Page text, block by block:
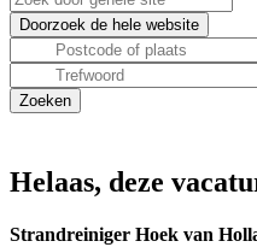
Helaas, deze
Strandreiniger Hoek van